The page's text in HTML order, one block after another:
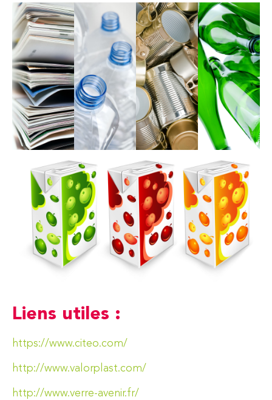
Liens utiles :
https://www.citeo.com/
http://www.valorplast.com/
http://www.verre-avenir.fr/